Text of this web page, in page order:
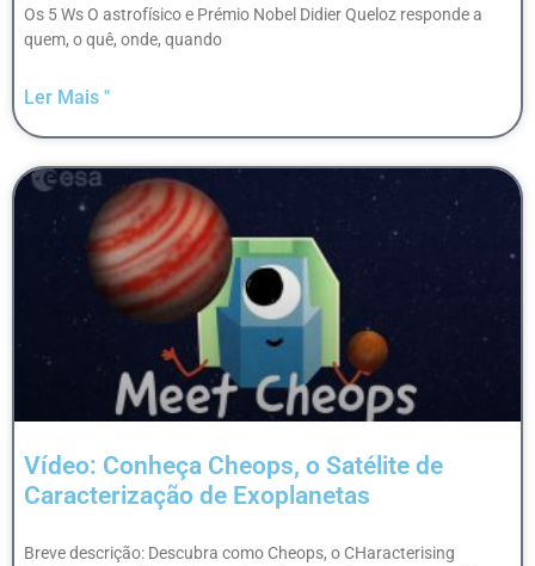
Os 5 Ws O astrofísico e Prémio Nobel Didier Queloz responde a
quem, o quê, onde, quando
Ler Mais "
Vídeo: Conheça Cheops, o Satélite de
Caracterização de Exoplanetas
Breve descrição: Descubra como Cheops, o CHaracterising